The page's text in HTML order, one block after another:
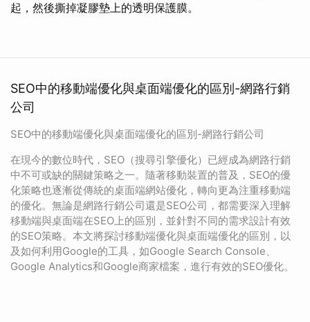
起，然後撕掉凝膠墊上的透明保護膜。
SEO中的移動端優化與桌面端優化的區別-網路行銷
公司
SEO中的移動端優化與桌面端優化的區別-網路行銷公司
在現今的數位時代，SEO（搜尋引擎優化）已經成為網路行銷
中不可或缺的關鍵策略之一。隨著移動裝置的普及，SEO的優
化策略也逐漸從傳統的桌面端網站優化，轉向更為注重移動端
的優化。無論是網路行銷公司還是SEO公司，都需要深入理解
移動端與桌面端在SEO上的區別，並針對不同的需求設計有效
的SEO策略。本文將探討移動端優化與桌面端優化的區別，以
及如何利用Google的工具，如Google Search Console、
Google Analytics和Google商家檔案，進行有效的SEO優化。